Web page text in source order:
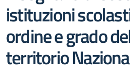
istituzioni
ordine e grado
territorio